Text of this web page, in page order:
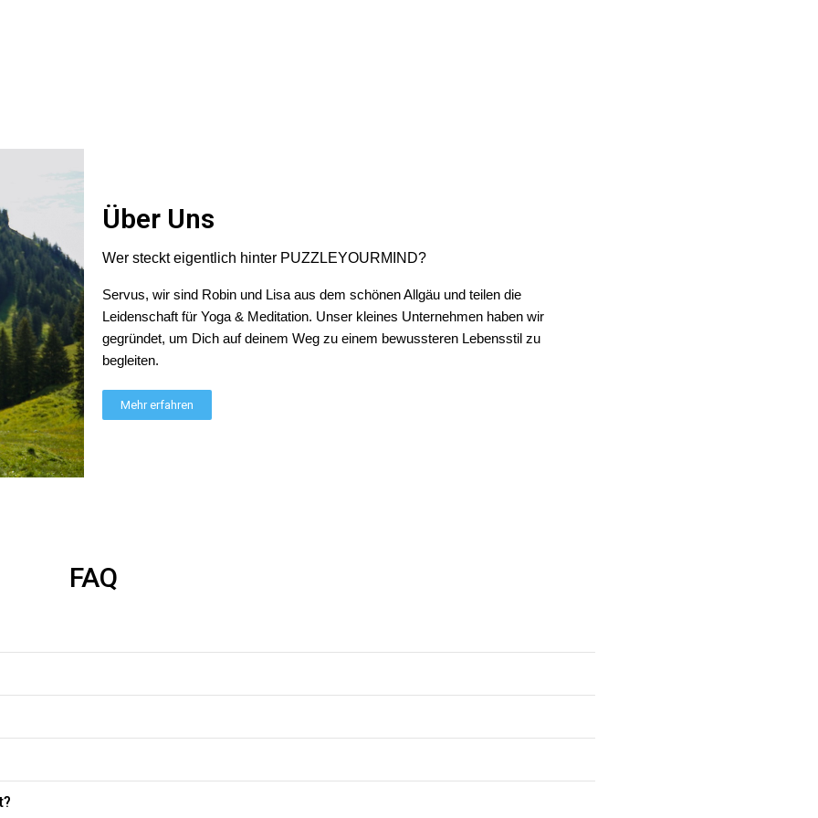
mir innerhalb kürzester Zeit freundlich beantwortet wurde. Bin sehr zufrieden und würde hier immer wieder bestellen!
auf der Rückseite des T-Shirts) Vielen Dank
eine Nr. zu groß bestellt,habe es aber trotzdem behalten.
Über Uns
Wer steckt eigentlich hinter PUZZLEYOURMIND?
Servus, wir sind Robin und Lisa aus dem schönen Allgäu und teilen die
Leidenschaft für Yoga & Meditation. Unser kleines Unternehmen haben wir
gegründet, um Dich auf deinem Weg zu einem bewussteren Lebensstil zu
begleiten.
Mehr erfahren
FAQ